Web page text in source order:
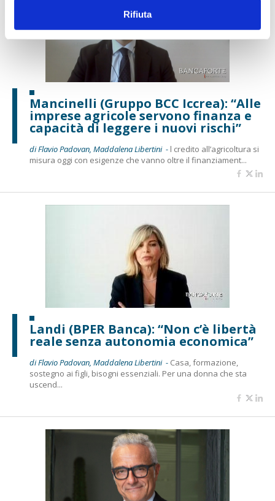
Rifiuta
Mancinelli (Gruppo BCC Iccrea): “Alle
imprese agricole servono finanza e
capacità di leggere i nuovi rischi”
di Flavio Padovan, Maddalena Libertini - l credito all’agricoltura si
misura oggi con esigenze che vanno oltre il finanziament...
Landi (BPER Banca): “Non c’è libertà
reale senza autonomia economica”
di Flavio Padovan, Maddalena Libertini - Casa, formazione,
sostegno ai figli, bisogni essenziali. Per una donna che sta
uscend...